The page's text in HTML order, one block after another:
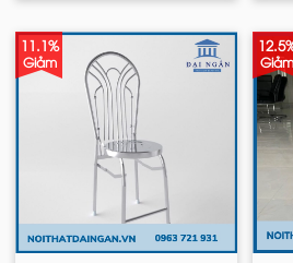
11.1%
Giảm Giảm